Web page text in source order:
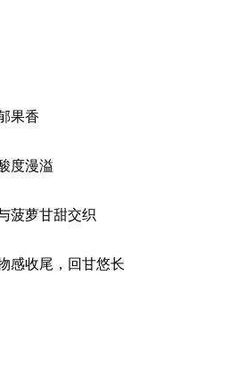
果香
度漫溢
菠萝甘甜交织
感收尾，回甘悠长